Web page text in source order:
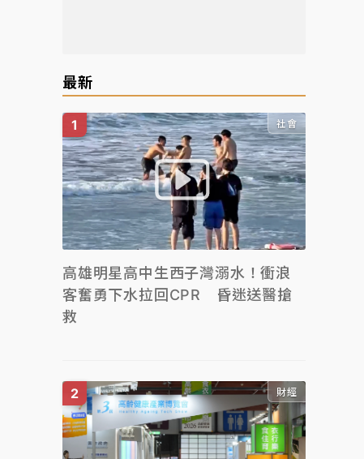
最新
社會
高雄明星高中生西子灣溺水！衝浪
客奮勇下水拉回CPR 昏迷送醫搶
救
財經